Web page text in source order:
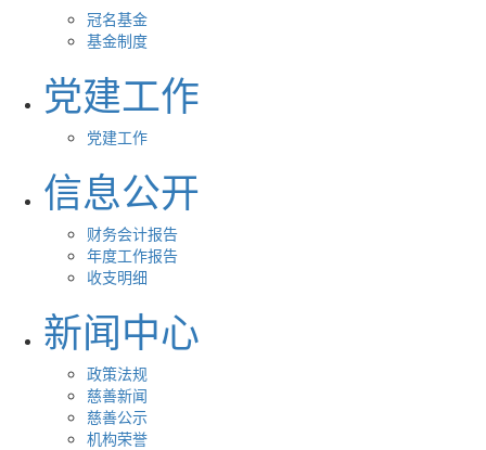
冠名基金
基金制度
党建工作
党建工作
信息公开
财务会计报告
年度工作报告
收支明细
新闻中心
政策法规
慈善新闻
慈善公示
机构荣誉